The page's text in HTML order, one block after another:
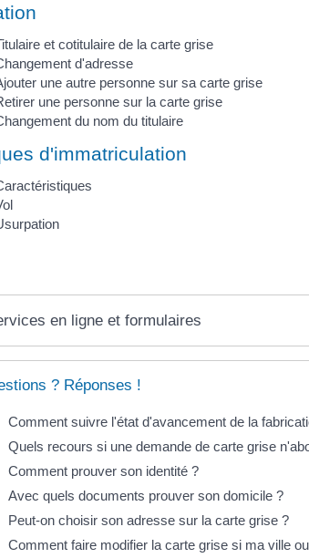
et cotitulaire de la carte grise
d'adresse
une autre personne sur sa carte grise
une personne sur la carte grise
du nom du titulaire
d'immatriculation
en ligne et formulaires
? Réponses !
Comment suivre l'état d'avancement de la
Quels recours si une demande de carte grise
Comment prouver son identité ?
Avec quels documents prouver son domicile ?
Peut-on choisir son adresse sur la carte grise ?
Comment faire modifier la carte grise si ma ville